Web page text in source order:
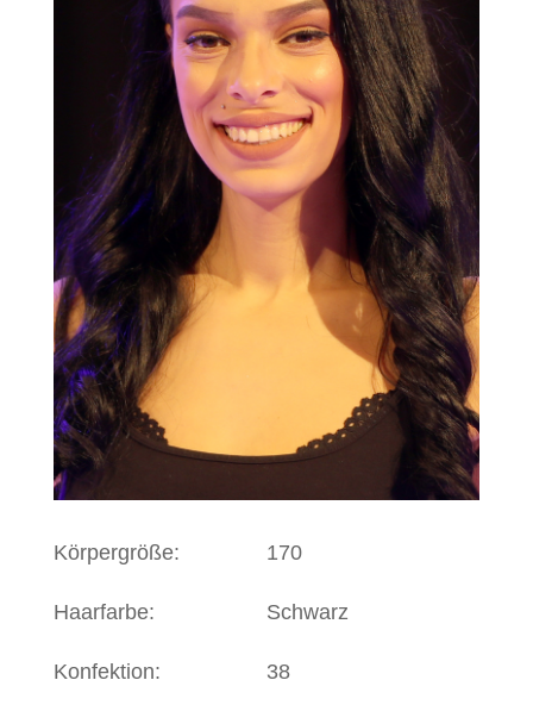
Körpergröße: 170
Haarfarbe: Schwarz
Konfektion: 38